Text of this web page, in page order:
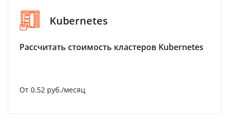
Kubernetes
Рассчитать стоимость кластеров Kubernetes
От 0.52 руб./месяц